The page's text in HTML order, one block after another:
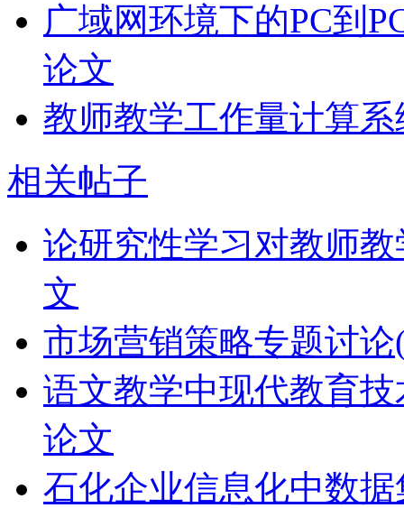
广域网环境下的PC到
论文
教师教学工作量计算
相关帖子
论研究性学习对教师
文
市场营销策略专题讨
语文教学中现代教育
论文
石化企业信息化中数